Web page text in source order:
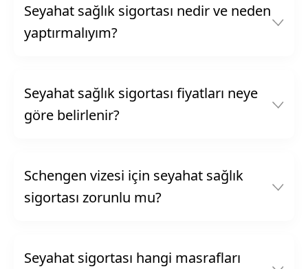
Seyahat sağlık sigortası nedir ve neden
yaptırmalıyım?
Seyahat sağlık sigortası fiyatları neye
göre belirlenir?
Schengen vizesi için seyahat sağlık
sigortası zorunlu mu?
Seyahat sigortası hangi masrafları